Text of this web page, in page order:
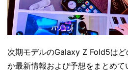
次期モデルのGalaxy Z Fold5は
か最新情報および予想をまとめて